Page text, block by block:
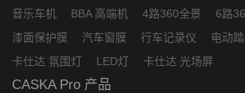
音乐车机
BBA 高端机 4路360全景
6路
漆面保护膜
汽车窗膜 行车记录仪
电动
卡仕达 氛围灯
LED灯 卡仕达 光场屏
CASKA Pro 产品